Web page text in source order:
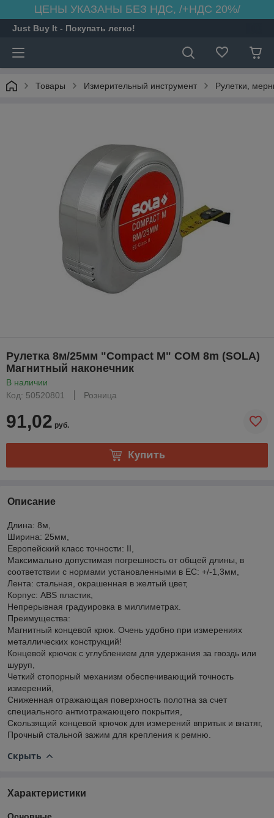
ЦЕНЫ УКАЗАНЫ БЕЗ НДС, /+НДС 20%/
Just Buy It - Покупать легко!
Товары Измерительный инструмент Рулетки,
Рулетка 8м/25мм "Compact M" COM 8m (SOLA)
Магнитный наконечник
В наличии
Код: 50520801
Розница
91,02 руб.
Купить
Описание
Длина: 8м,
Ширина: 25мм,
Европейский класс точности: II,
Максимально допустимая погрешность от общей длины, в
соответствии с нормами установленными в ЕС: +/-1,3мм,
Лента: стальная, окрашенная в желтый цвет,
Корпус: ABS пластик,
Непрерывная градуировка в миллиметрах.
Преимущества:
Магнитный концевой крюк. Очень удобно при измерениях
металлических конструкций!
Концевой крючок с углублением для удержания за гвоздь или
шуруп,
Четкий стопорный механизм обеспечивающий точность
измерений,
Сниженная отражающая поверхность полотна за счет
специального антиотражающего покрытия,
Скользящий концевой крючок для измерений впритык и внатяг,
Прочный стальной зажим для крепления к ремню.
Скрыть
Характеристики
Основные